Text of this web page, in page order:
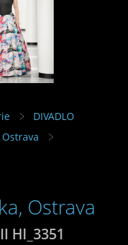
DIVADLO
Ostrava
Ostrava
Hl_3351